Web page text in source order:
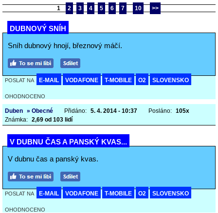
1
2 3 4 5 6 7 10 >>
DUBNOVÝ SNÍH
Sníh dubnový hnojí, březnový máčí.
POSLAT NA E-MAIL VODAFONE T-MOBILE O2 SLOVENSKO
OHODNOCENO
Duben » Obecné Přidáno: 5. 4. 2014 - 10:37 Posláno: 105x
Známka: 2,69 od 103 lidí
V DUBNU ČAS A PANSKÝ KVAS...
V dubnu čas a panský kvas.
POSLAT NA E-MAIL VODAFONE T-MOBILE O2 SLOVENSKO
OHODNOCENO